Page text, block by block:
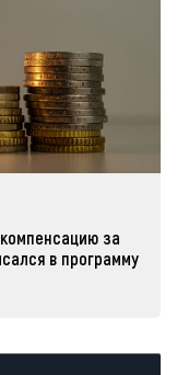
за
в программу